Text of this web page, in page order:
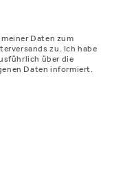
Daten zum
zu. Ich habe
über die
Daten informiert.